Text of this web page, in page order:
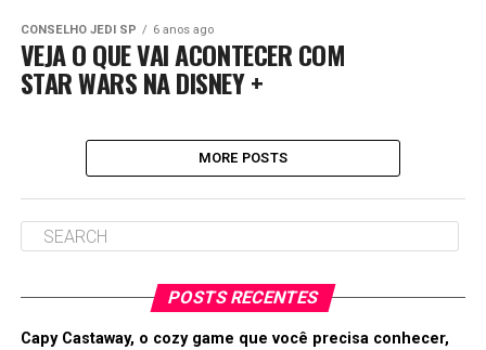
CONSELHO JEDI SP 6 anos ago
VEJA O QUE VAI ACONTECER COM
STAR WARS NA DISNEY +
MORE POSTS
POSTS RECENTES
Capy Castaway, o cozy game que você precisa conhecer,